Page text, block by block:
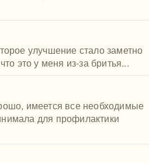
улучшение стало заметно
это у меня из-за бритья...
имеется все необходимые
для профилактики